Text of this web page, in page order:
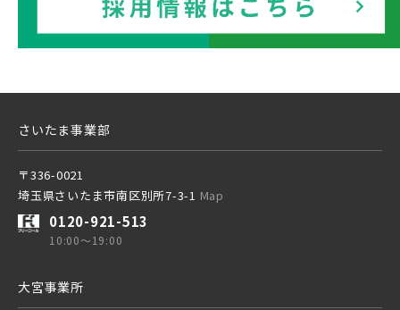
京成線
京成押上線
京成成田スカイアクセス線
さいたま事業部
〒336-0021
埼玉県さいたま市南区別所7-3-1 Map
0120-921-513
10:00～19:00
大宮事業所